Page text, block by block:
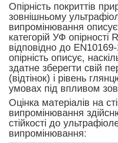
Опірність покриттів
зовнішньому
випромінювання
категорій УФ опірності
відповідно до
опірність описує,
здатне зберегти свій
(відтінок) і рівень
умовах під впливом
Оцінка матеріалів на
випромінювання
стійкості до
випромінювання: